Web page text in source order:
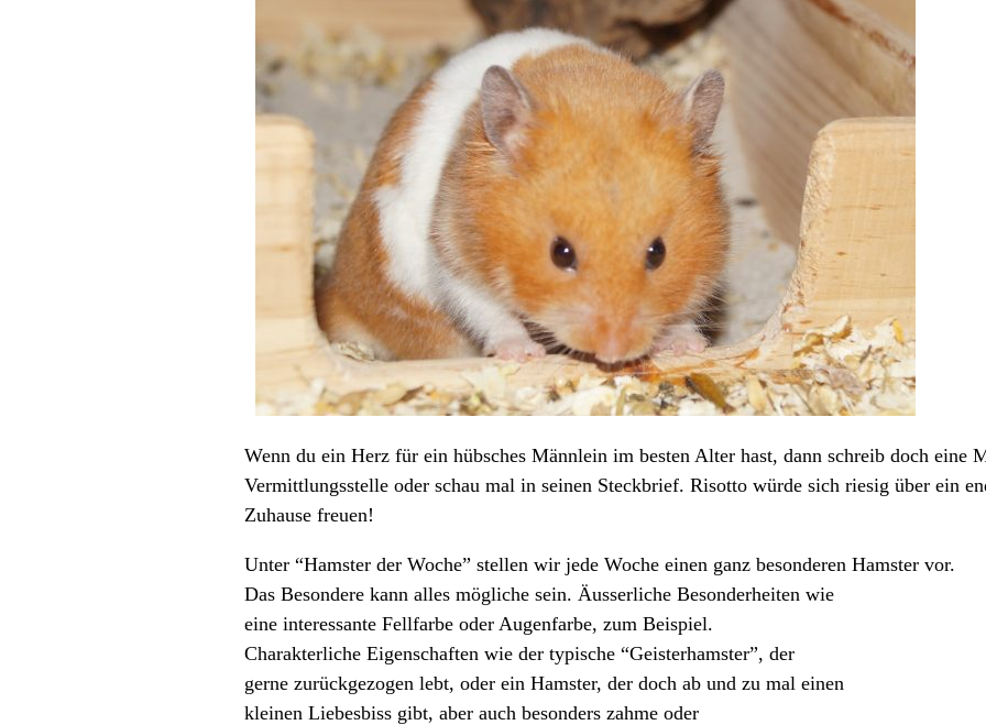
Wenn du ein Herz für ein hübsches Männlein im besten Alter hast, dann schreib doch eine
Vermittlungsstelle oder schau mal in seinen Steckbrief. Risotto würde sich riesig über ein
Zuhause freuen!
Unter “Hamster der Woche” stellen wir jede Woche einen ganz besonderen Hamster vor.
Das Besondere kann alles mögliche sein. Äusserliche Besonderheiten wie
eine interessante Fellfarbe oder Augenfarbe, zum Beispiel.
Charakterliche Eigenschaften wie der typische “Geisterhamster”, der
gerne zurückgezogen lebt, oder ein Hamster, der doch ab und zu mal einen
kleinen Liebesbiss gibt, aber auch besonders zahme oder